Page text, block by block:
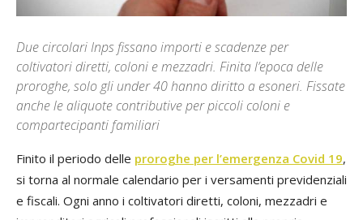
Due circolari Inps fissano importi e scadenze per
coltivatori diretti, coloni e mezzadri. Finita l’epoca delle
proroghe, solo gli under 40 hanno diritto a esoneri. Fissate
anche le aliquote contributive per piccoli coloni e
compartecipanti familiari
Finito il periodo delle proroghe per l’emergenza Covid 19,
si torna al normale calendario per i versamenti previdenziali
e fiscali. Ogni anno i coltivatori diretti, coloni, mezzadri e